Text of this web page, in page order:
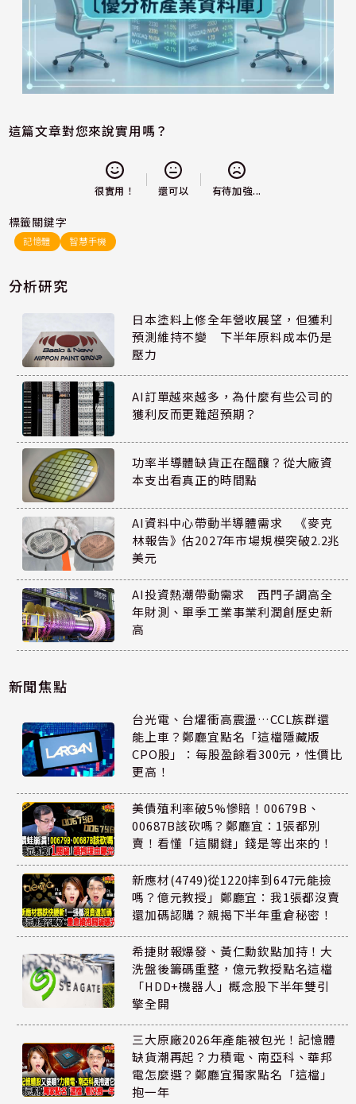
這篇文章對您來說實用嗎？
很實用！ 還可以 有待加強...
標籤關鍵字
記憶體 智慧手機
分析研究
日本塗料上修全年營收展望，但獲利
預測維持不變 下半年原料成本仍是
壓力
AI訂單越來越多，為什麼有些公司的
獲利反而更難超預期？
功率半導體缺貨正在醞釀？從大廠資
本支出看真正的時間點
AI資料中心帶動半導體需求 《麥克
林報告》估2027年市場規模突破2.2兆
美元
AI投資熱潮帶動需求 西門子調高全
年財測、單季工業事業利潤創歷史新
高
新聞焦點
台光電、台燿衝高震盪…CCL族群還
能上車？鄭廳宜點名「這檔隱藏版
CPO股」：每股盈餘看300元，性價比
更高！
美債殖利率破5%慘賠！00679B、
00687B該砍嗎？鄭廳宜：1張都別
賣！看懂「這關鍵」錢是等出來的！
新應材(4749)從1220摔到647元能撿
嗎？億元教授」鄭廳宜：我1張都沒賣
還加碼認購？親揭下半年重倉秘密！
希捷財報爆發、黃仁勳欽點加持！大
洗盤後籌碼重整，億元教授點名這檔
「HDD+機器人」概念股下半年雙引
擎全開
三大原廠2026年產能被包光！記憶體
缺貨潮再起？力積電、南亞科、華邦
電怎麼選？鄭廳宜獨家點名「這檔」
抱一年